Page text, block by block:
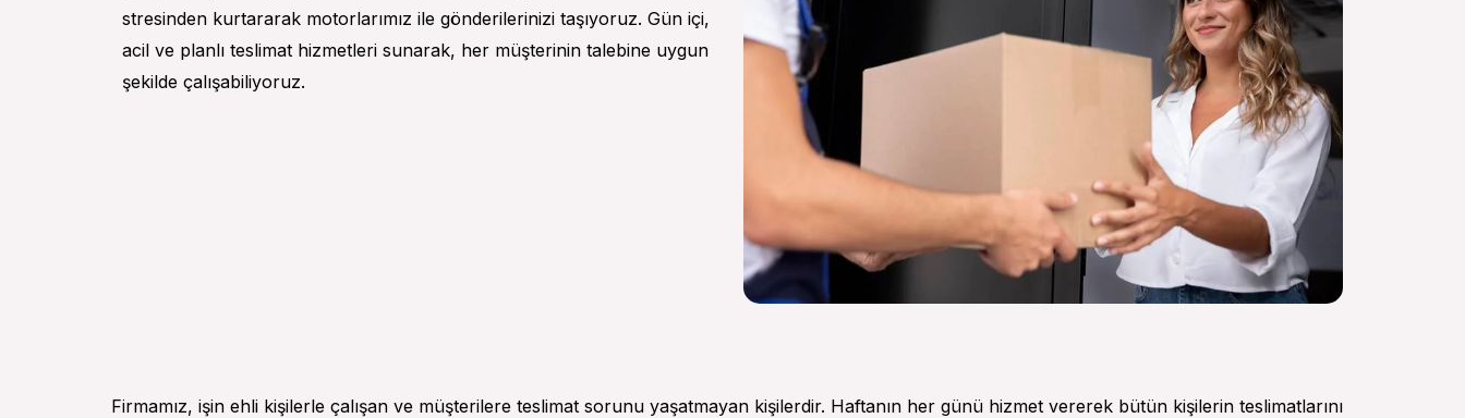
stresinden kurtararak motorlarımız ile gönderilerinizi taşıyoruz. Gün içi,
acil ve planlı teslimat hizmetleri sunarak, her müşterinin talebine uygun
şekilde çalışabiliyoruz.
Firmamız, işin ehli kişilerle çalışan ve müşterilere teslimat sorunu yaşatmayan kişilerdir. Haftanın her günü hizmet vererek bütün kişilerin teslimatlarını